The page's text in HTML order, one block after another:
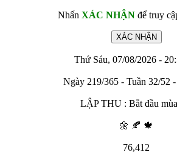
Nhấn XÁC NHẬNđể truy
Thứ Sáu, 07/08/2026 -
Ngày 219/365 - Tuần 32/52
LẬP THU : Bắt đầu
🌼 🍂 🍁
76,412